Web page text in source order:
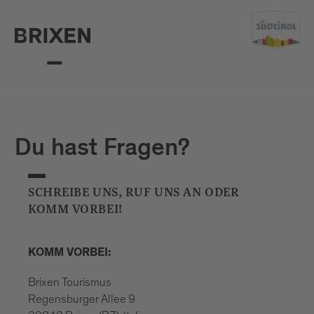
Du hast Fragen?
SCHREIBE UNS, RUF UNS AN ODER
KOMM VORBEI!
KOMM VORBEI:
Brixen Tourismus
Regensburger Allee 9